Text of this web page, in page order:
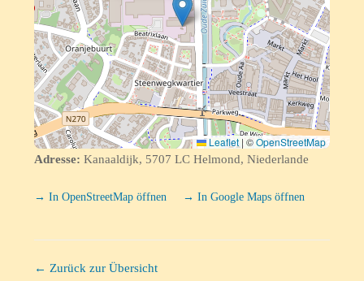
Leaflet | ©OpenStreetMap
Adresse: Kanaaldijk, 5707 LC Helmond, Niederlande
→ In OpenStreetMap öffnen → In Google Maps öffnen
← Zurück zur Übersicht